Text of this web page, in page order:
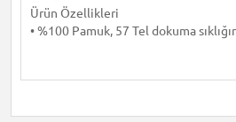
Ürün Özellikleri
• %100 Pamuk, 57 Tel dokuma